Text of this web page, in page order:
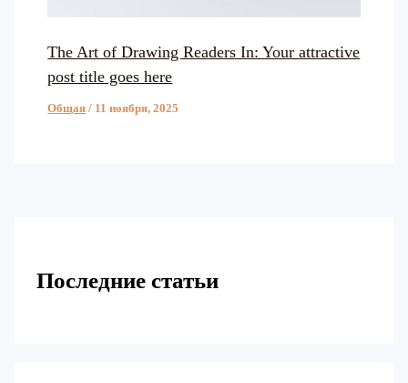
The Art of Drawing Readers In: Your attractive
post title goes here
Общая / 11 ноября, 2025
Последние статьи